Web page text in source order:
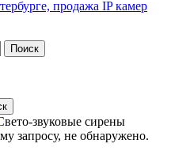
Поиск
звуковые сирены
запросу, не обнаружено.